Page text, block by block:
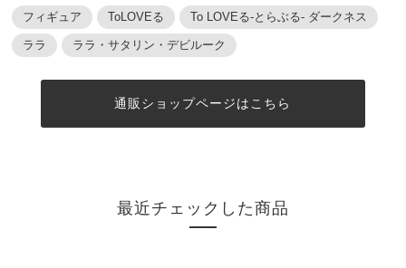
フィギュア ToLOVEる To LOVEる-とらぶる- ダークネス
ララ ララ・サタリン・デビルーク
通販ショップページはこちら
最近チェックした商品